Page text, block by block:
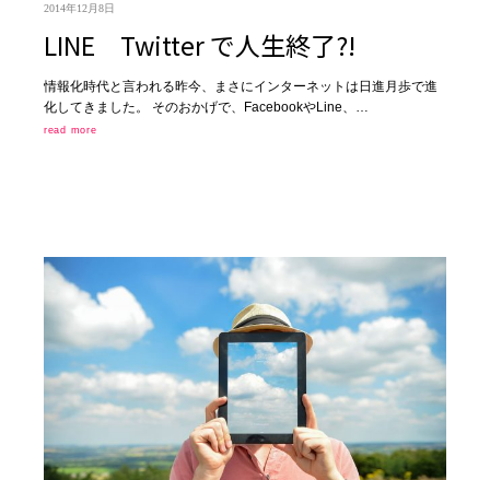
2014年12月8日
LINE Twitter で人生終了?!
情報化時代と言われる昨今、まさにインターネットは日進月歩で進
化してきました。 そのおかげで、FacebookやLine、…
read more